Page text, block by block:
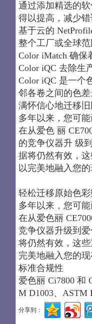
通过添加精选的
得以提高，减少
基于云的
整个工厂或全球
Color iMatch 确
Color iQC 去除生
Color iQC 是一个
邻各卷之间的色
满怀信心地迁移
多年以来，您可
在从爱色 丽
的竞争仪器升 级
据将仍然有效，
以完美地融入您
轻松迁移原始色
多年以来，您可
在从爱色丽
竞争仪器升级到
将仍然有效，这
完美地融入您的
标准合规性
爱色丽 Ci7800 和
M D1003、ASTM
分享到：